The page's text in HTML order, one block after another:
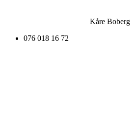
Kåre Boberg
076 018 16 72